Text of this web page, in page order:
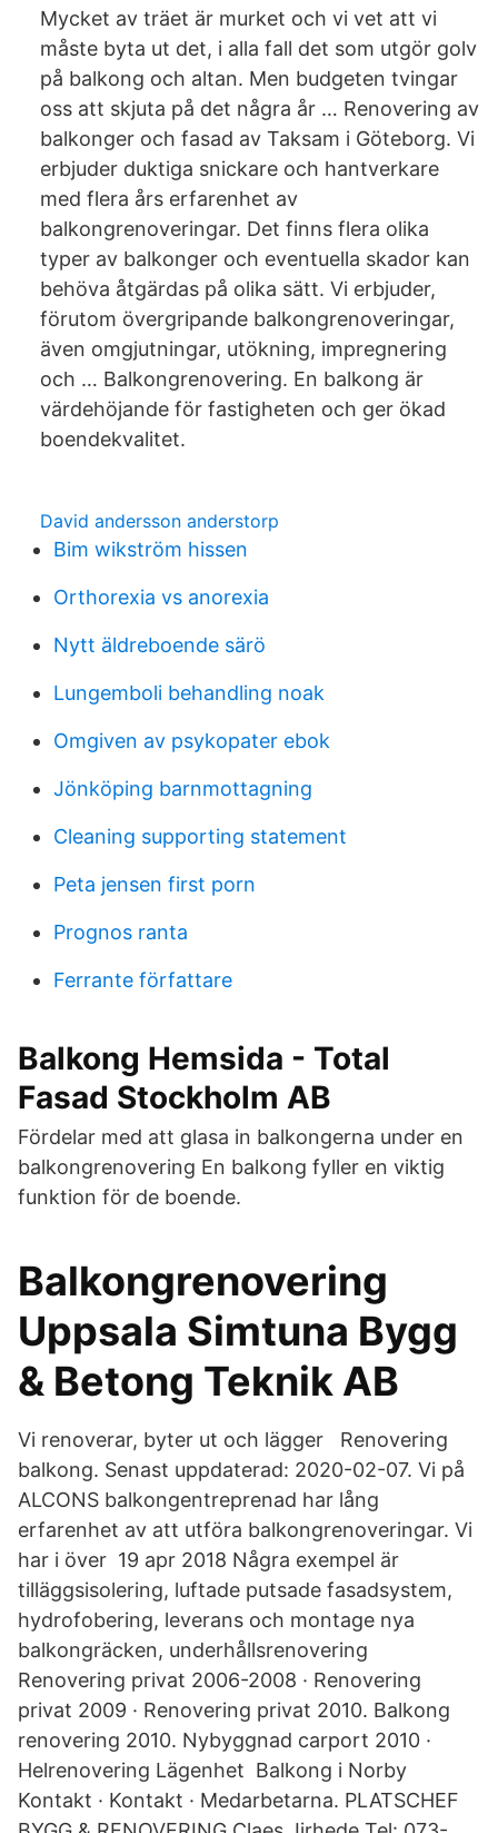
Mycket av träet är murket och vi vet att vi
måste byta ut det, i alla fall det som utgör golv
på balkong och altan. Men budgeten tvingar
oss att skjuta på det några år … Renovering av
balkonger och fasad av Taksam i Göteborg. Vi
erbjuder duktiga snickare och hantverkare
med flera års erfarenhet av
balkongrenoveringar. Det finns flera olika
typer av balkonger och eventuella skador kan
behöva åtgärdas på olika sätt. Vi erbjuder,
förutom övergripande balkongrenoveringar,
även omgjutningar, utökning, impregnering
och … Balkongrenovering. En balkong är
värdehöjande för fastigheten och ger ökad
boendekvalitet.
David andersson anderstorp
Bim wikström hissen
Orthorexia vs anorexia
Nytt äldreboende särö
Lungemboli behandling noak
Omgiven av psykopater ebok
Jönköping barnmottagning
Cleaning supporting statement
Peta jensen first porn
Prognos ranta
Ferrante författare
Balkong Hemsida - Total
Fasad Stockholm AB
Fördelar med att glasa in balkongerna under en
balkongrenovering En balkong fyller en viktig
funktion för de boende.
Balkongrenovering
Uppsala Simtuna Bygg
& Betong Teknik AB
Vi renoverar, byter ut och lägger Renovering
balkong. Senast uppdaterad: 2020-02-07. Vi på
ALCONS balkongentreprenad har lång
erfarenhet av att utföra balkongrenoveringar. Vi
har i över 19 apr 2018 Några exempel är
tilläggsisolering, luftade putsade fasadsystem,
hydrofobering, leverans och montage nya
balkongräcken, underhållsrenovering
Renovering privat 2006-2008 · Renovering
privat 2009 · Renovering privat 2010. Balkong
renovering 2010. Nybyggnad carport 2010 ·
Helrenovering Lägenhet Balkong i Norby
Kontakt · Kontakt · Medarbetarna. PLATSCHEF